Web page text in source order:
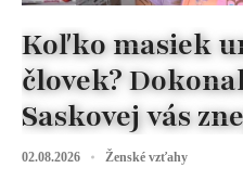
Koľko masiek
človek?
Saskovej vás
02.08.2026 Ženské vzťahy